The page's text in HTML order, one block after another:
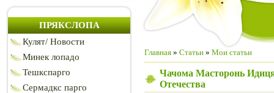
ПРЯКСЛОПА
Кулят/ Новости
Минек лопадо
Тешкспарго
Сермадкс парго
Главная » Статьи » Мои статьи
Чачома Масторонь
Отечества